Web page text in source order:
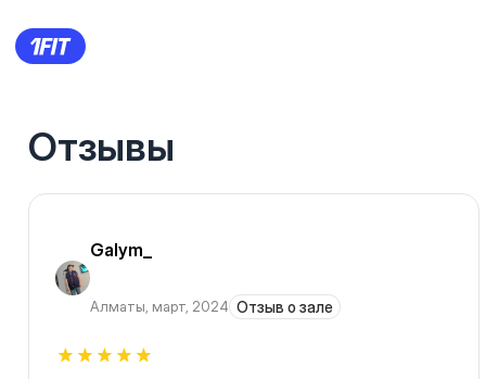
Отзывы
Galym_
Алматы, март, 2024 Отзыв о зале